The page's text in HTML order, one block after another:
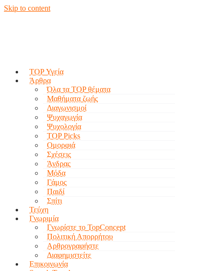
Skip to content
TOP Υγεία
Άρθρα
Όλα τα TOP θέματα
Μαθήματα ζωής
Διαγωνισμοί
Ψυχαγωγία
Ψυχολογία
TOP Picks
Ομορφιά
Σχέσεις
Άνδρας
Μόδα
Γάμος
Παιδί
Σπίτι
Τεύχη
Γνωριμία
Γνωρίστε το TopConcept
Πολιτική Απορρήτου
Αρθρογραφήστε
Διαφημιστείτε
Επικοινωνία